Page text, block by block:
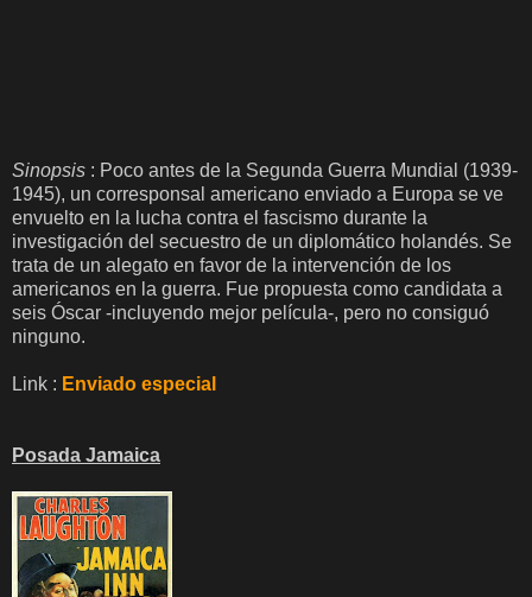
Sinopsis : Poco antes de la Segunda Guerra Mundial (1939-
1945), un corresponsal americano enviado a Europa se ve
envuelto en la lucha contra el fascismo durante la
investigación del secuestro de un diplomático holandés. Se
trata de un alegato en favor de la intervención de los
americanos en la guerra. Fue propuesta como candidata a
seis Óscar -incluyendo mejor película-, pero no consiguó
ninguno.
Link : Enviado especial
Posada Jamaica